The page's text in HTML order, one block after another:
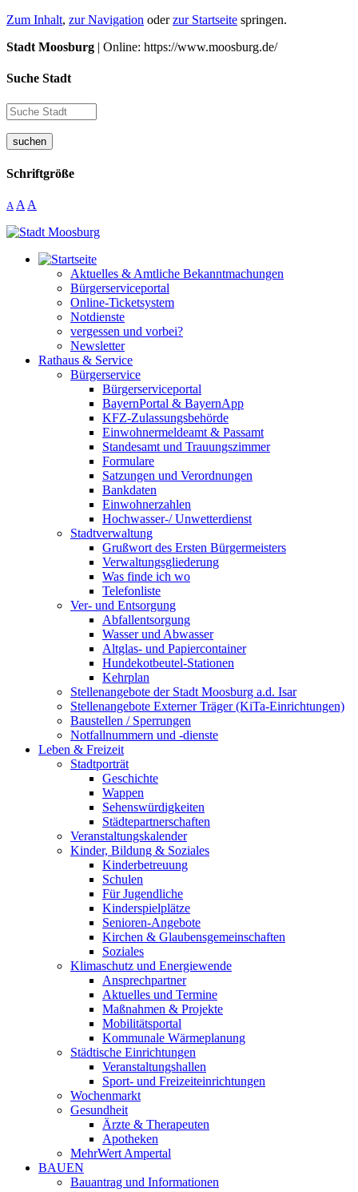
Zum Inhalt, zur Navigation oderzur Startseite springen.
Stadt Moosburg | Online: https://www.moosburg.de/
Suche Stadt
suchen
Schriftgröße
A A A
Aktuelles & Amtliche Bekanntmachungen
Bürgerserviceportal
Online-Ticketsystem
Notdienste
vergessen und vorbei?
Newsletter
Rathaus & Service
Bürgerservice
Bürgerserviceportal
BayernPortal & BayernApp
KFZ-Zulassungsbehörde
Einwohnermeldeamt & Passamt
Standesamt und Trauungszimmer
Formulare
Satzungen und Verordnungen
Bankdaten
Einwohnerzahlen
Hochwasser-/ Unwetterdienst
Stadtverwaltung
Grußwort des Ersten Bürgermeisters
Verwaltungsgliederung
Was finde ich wo
Telefonliste
Ver- und Entsorgung
Abfallentsorgung
Wasser und Abwasser
Altglas- und Papiercontainer
Hundekotbeutel-Stationen
Kehrplan
Stellenangebote der Stadt Moosburg a.d. Isar
Stellenangebote Externer Träger (KiTa-Einrichtungen)
Baustellen / Sperrungen
Notfallnummern und -dienste
Leben & Freizeit
Stadtporträt
Geschichte
Wappen
Sehenswürdigkeiten
Städtepartnerschaften
Veranstaltungskalender
Kinder, Bildung & Soziales
Kinderbetreuung
Schulen
Für Jugendliche
Kinderspielplätze
Senioren-Angebote
Kirchen & Glaubensgemeinschaften
Soziales
Klimaschutz und Energiewende
Ansprechpartner
Aktuelles und Termine
Maßnahmen & Projekte
Mobilitätsportal
Kommunale Wärmeplanung
Städtische Einrichtungen
Veranstaltungshallen
Sport- und Freizeiteinrichtungen
Wochenmarkt
Gesundheit
Ärzte & Therapeuten
Apotheken
MehrWert Ampertal
BAUEN
Bauantrag und Informationen